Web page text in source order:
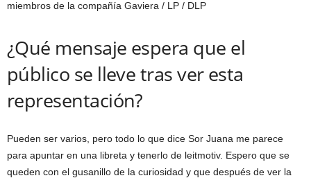
miembros de la compañía Gaviera / LP / DLP
¿Qué mensaje espera que el
público se lleve tras ver esta
representación?
Pueden ser varios, pero todo lo que dice Sor Juana me parece
para apuntar en una libreta y tenerlo de leitmotiv. Espero que se
queden con el gusanillo de la curiosidad y que después de ver la